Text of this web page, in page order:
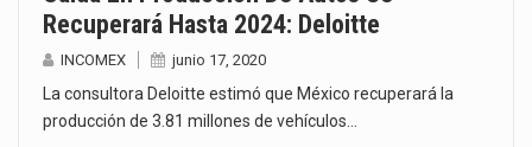
Recuperará Hasta 2024: Deloitte
INCOMEX junio 17, 2020
La consultora Deloitte estimó que México recuperará la
producción de 3.81 millones de vehículos…